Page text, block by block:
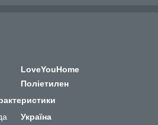
LoveYouHome
Поліетилен
Україна